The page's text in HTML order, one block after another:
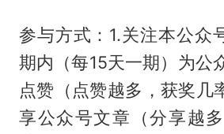
参与方式：1.关注本公众
期内（每15天一期）为公
点赞（点赞越多，获奖几
享公众号文章（分享越